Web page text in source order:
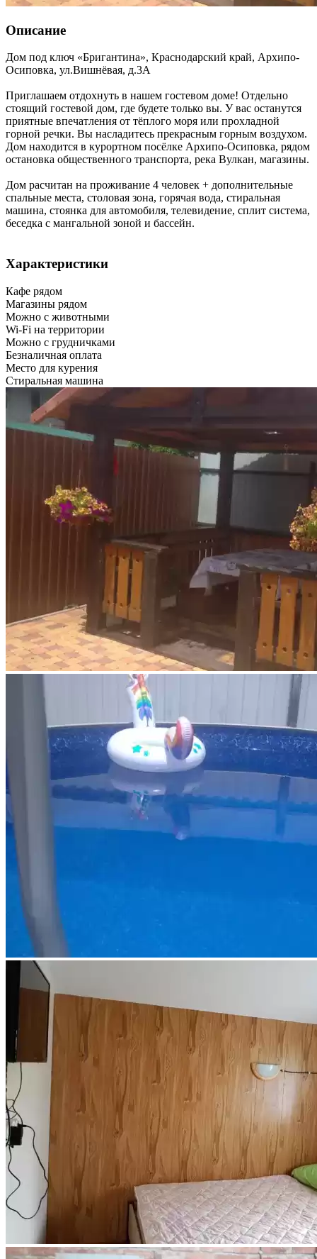
Описание
Дом под ключ «Бригантина», Краснодарский край, Архипо-
Осиповка, ул.Вишнёвая, д.3А
Приглашаем отдохнуть в нашем гостевом доме! Отдельно
стоящий гостевой дом, где будете только вы. У вас останутся
приятные впечатления от тёплого моря или прохладной
горной речки. Вы насладитесь прекрасным горным воздухом.
Дом находится в курортном посёлке Архипо-Осиповка, рядом
остановка общественного транспорта, река Вулкан, магазины.
Дом расчитан на проживание 4 человек + дополнительные
спальные места, столовая зона, горячая вода, стиральная
машина, стоянка для автомобиля, телевидение, сплит система,
беседка с мангальной зоной и бассейн.
Характеристики
Кафе рядом
Магазины рядом
Можно с животными
Wi-Fi на территории
Можно с грудничками
Безналичная оплата
Место для курения
Стиральная машина